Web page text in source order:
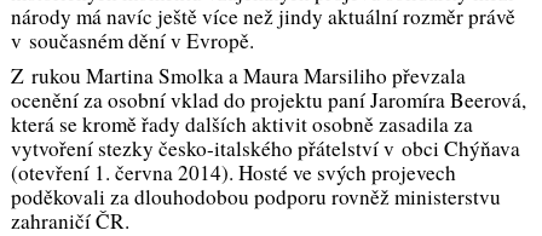
národy má navíc ještě více než jindy aktuální rozměr právě
v současném dění v Evropě.
Z rukou Martina Smolka a Maura Marsiliho převzala
ocenění za osobní vklad do projektu paní Jaromíra Beerová,
která se kromě řady dalších aktivit osobně zasadila za
vytvoření stezky česko-italského přátelství v obci Chýňava
(otevření 1. června 2014). Hosté ve svých projevech
poděkovali za dlouhodobou podporu rovněž ministerstvu
zahraničí ČR.